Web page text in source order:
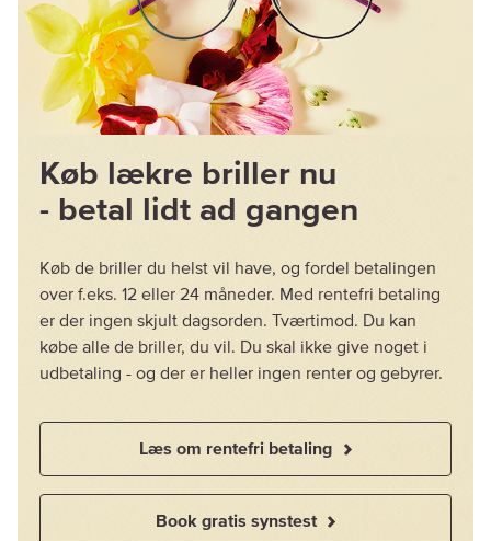
Køb lækre briller nu
- betal lidt ad gangen
Køb de briller du helst vil have, og fordel betalingen
over f.eks. 12 eller 24 måneder. Med rentefri betaling
er der ingen skjult dagsorden. Tværtimod. Du kan
købe alle de briller, du vil. Du skal ikke give noget i
udbetaling - og der er heller ingen renter og gebyrer.
Læs om rentefri betaling
Book gratis synstest